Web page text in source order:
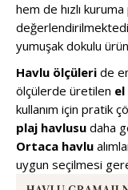
hem de hızlı
yumuşak dokulu
Havlu ölçüleri de
ölçülerde üretilen el
kullanım için pratik
plaj havlusu daha
Ortaca havlu
uygun seçilmesi